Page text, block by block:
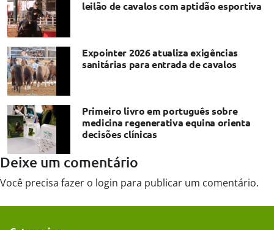
leilão de cavalos com aptidão esportiva
Expointer 2026 atualiza exigências
sanitárias para entrada de cavalos
Primeiro livro em português sobre
medicina regenerativa equina orienta
decisões clínicas
Deixe um comentário
Você precisa fazer o login para publicar um comentário.